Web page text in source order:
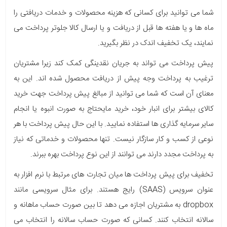
شما می توانید برای کسانی که هزینه محصولات و خدمات دریافتی را
ماه ها و یا هفته ها قبل از دریافت و یا ارسال کالا جلوتر پرداخت می
نمایند، یک تخفیف اندک در نظر بگیرید.
پیش پرداخت می تواند به جریان نقدینگی کمک کند زیرا مشتریان
ترغیب به پرداخت وجه پیش از دریافت محصول شده اند. این به
معنای آن است که شما می توانید از مبالغ پیش پرداخت جهت خرید
کالای بیشتر برای انبار خود، خرید مایحتاج به صورت انبوه یا انجام
سایر سرمایه گذاری ها استفاده نمایید. با این حال پیش پرداخت با هر
نوعی از کسب و کار سازگار نیست. تنها محصولات و خدماتی که نیاز
به پرداخت مجدد دارند می توانند از این نوع پرداخت بهره ببرند.
تخفیف برای پیش پرداخت ها میان تجارت های مرتبط با نرم افزار به
عنوان سرویس (SAAS) رایج هستند. برای مثال سرویسی مانند
dropbox به مشتریان اجازه می دهد تا بین صورت حساب ماهانه و
سالانه انتخاب کنند. کسانی که صورت حساب سالانه را انتخاب می